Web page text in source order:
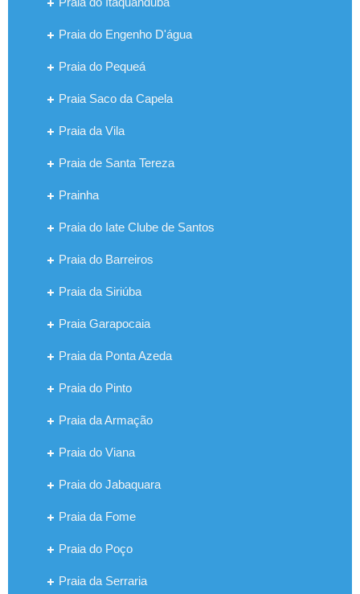
Praia do Engenho D'água
Praia do Pequeá
Praia Saco da Capela
Praia da Vila
Praia de Santa Tereza
Prainha
Praia do Iate Clube de Santos
Praia do Barreiros
Praia da Siriúba
Praia Garapocaia
Praia da Ponta Azeda
Praia do Pinto
Praia da Armação
Praia do Viana
Praia do Jabaquara
Praia da Fome
Praia do Poço
Praia da Serraria